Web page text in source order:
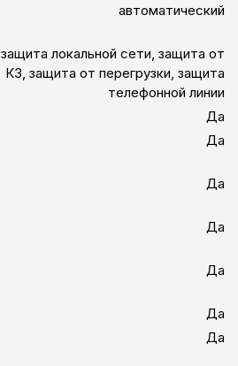
автоматический
защита локальной сети, защита от
КЗ, защита от перегрузки, защита
телефонной линии
Да
Да
Да
Да
Да
Да
Да